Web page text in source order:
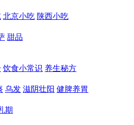
北京小吃 陕西小吃
甜品
饮食小常识 养生秘方
乌发 滋阴壮阳 健脾养胃
期